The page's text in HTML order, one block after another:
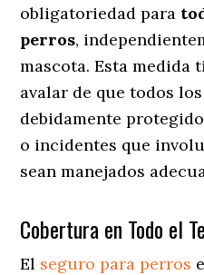
obligatoriedad para
perros,
mascota. Esta medida
avalar de que todos
debidamente
o incidentes que
sean manejados
Cobertura en Todo el
El seguro para perros